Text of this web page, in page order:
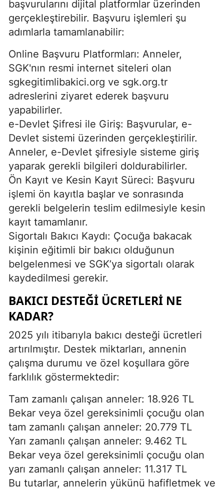
başvurularını dijital platformlar üzerinden
gerçekleştirebilir. Başvuru işlemleri şu
adımlarla tamamlanabilir:
Online Başvuru Platformları: Anneler,
SGK'nın resmi internet siteleri olan
sgkegitimlibakici.org ve sgk.org.tr
adreslerini ziyaret ederek başvuru
yapabilirler.
e-Devlet Şifresi ile Giriş: Başvurular, e-
Devlet sistemi üzerinden gerçekleştirilir.
Anneler, e-Devlet şifresiyle sisteme giriş
yaparak gerekli bilgileri doldurabilirler.
Ön Kayıt ve Kesin Kayıt Süreci: Başvuru
işlemi ön kayıtla başlar ve sonrasında
gerekli belgelerin teslim edilmesiyle kesin
kayıt tamamlanır.
Sigortalı Bakıcı Kaydı: Çocuğa bakacak
kişinin eğitimli bir bakıcı olduğunun
belgelenmesi ve SGK’ya sigortalı olarak
kaydedilmesi gerekir.
BAKICI DESTEĞI ÜCRETLERI NE
KADAR?
2025 yılı itibarıyla bakıcı desteği ücretleri
artırılmıştır. Destek miktarları, annenin
çalışma durumu ve özel koşullara göre
farklılık göstermektedir:
Tam zamanlı çalışan anneler: 18.926 TL
Bekar veya özel gereksinimli çocuğu olan
tam zamanlı çalışan anneler: 20.779 TL
Yarı zamanlı çalışan anneler: 9.462 TL
Bekar veya özel gereksinimli çocuğu olan
yarı zamanlı çalışan anneler: 11.317 TL
Bu tutarlar, annelerin yükünü hafifletmek ve